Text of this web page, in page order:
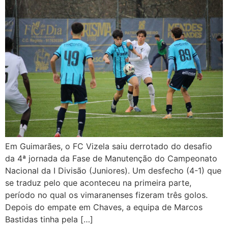
Em Guimarães, o FC Vizela saiu derrotado do desafio
da 4ª jornada da Fase de Manutenção do Campeonato
Nacional da I Divisão (Juniores). Um desfecho (4-1) que
se traduz pelo que aconteceu na primeira parte,
período no qual os vimaranenses fizeram três golos.
Depois do empate em Chaves, a equipa de Marcos
Bastidas tinha pela […]